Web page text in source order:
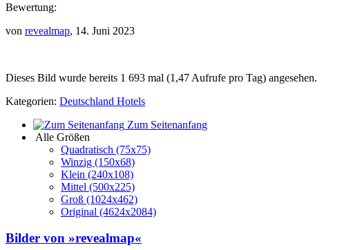
Bewertung:
von revealmap, 14. Juni 2023
Dieses Bild wurde bereits 1 693 mal (1,47 Aufrufe pro Tag) angesehen.
Kategorien: Deutschland Hotels
Zum Seitenanfang
Alle Größen
Quadratisch (75x75)
Winzig (150x68)
Klein (240x108)
Mittel (500x225)
Groß (1024x462)
Original (4624x2084)
Bilder von »revealmap«